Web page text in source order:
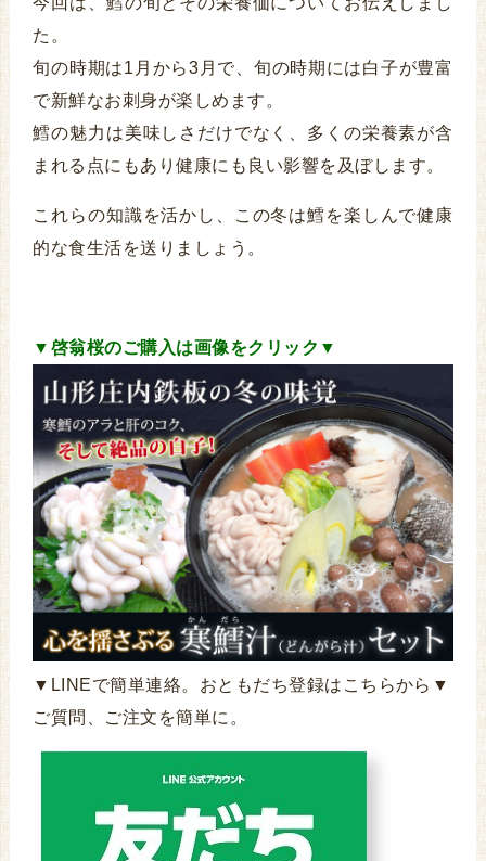
た。
旬の時期は1月から3月で、旬の時期には白子が豊富
で新鮮なお刺身が楽しめます。
鱈の魅力は美味しさだけでなく、多くの栄養素が含
まれる点にもあり健康にも良い影響を及ぼします。
これらの知識を活かし、この冬は鱈を楽しんで健康
的な食生活を送りましょう。
▼啓翁桜のご購入は画像をクリック▼
▼LINEで簡単連絡。おともだち登録はこちらから▼
ご質問、ご注文を簡単に。